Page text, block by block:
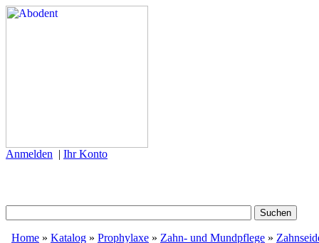
Anmelden | Ihr Konto
Home » Katalog » Prophylaxe » Zahn- und Mundpflege »